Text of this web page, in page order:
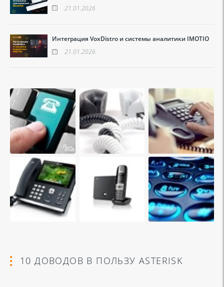
21.01.2026
Интеграция VoxDistro и системы аналитики IMOTIO
21.01.2026
10 ДОВОДОВ В ПОЛЬЗУ ASTERISK